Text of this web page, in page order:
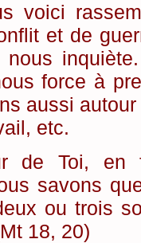
voici
et de
nous
force à
aussi
etc.
de Toi, en
savons
ou trois
18, 20)